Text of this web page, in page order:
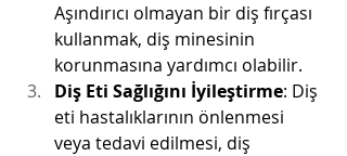
Aşındırıcı olmayan bir diş fırçası
kullanmak, diş minesinin
korunmasına yardımcı olabilir.
Diş Eti Sağlığını İyileştirme: Diş
eti hastalıklarının önlenmesi
veya tedavi edilmesi, diş